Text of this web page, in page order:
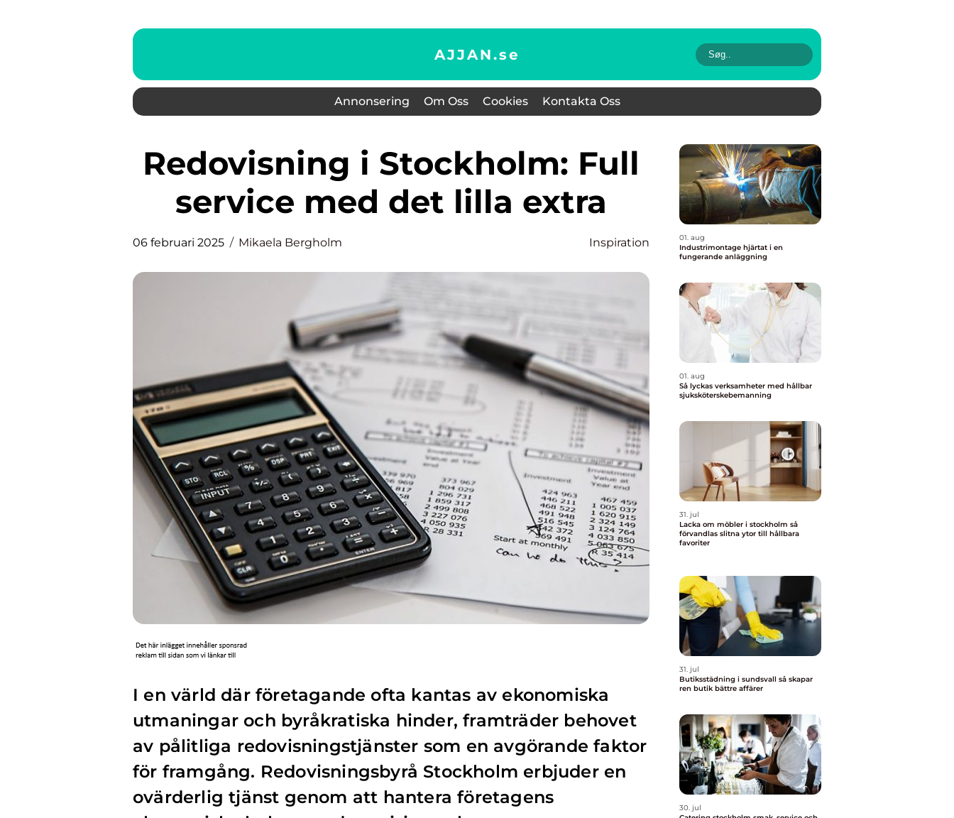
AJJAN.se
Annonsering Om Oss Cookies Kontakta Oss
Redovisning i Stockholm: Full
service med det lilla extra
06 februari 2025 Mikaela Bergholm Inspiration
I en värld där företagande ofta kantas av ekonomiska
utmaningar och byråkratiska hinder, framträder behovet
av pålitliga redovisningstjänster som en avgörande faktor
för framgång. Redovisningsbyrå Stockholm erbjuder en
ovärderlig tjänst genom att hantera företagens
01. aug
Industrimontage hjärtat i en
fungerande anläggning
01. aug
Så lyckas verksamheter med hållbar
sjuksköterskebemanning
31. jul
Lacka om möbler i stockholm så
förvandlas slitna ytor till hållbara
favoriter
31. jul
Butiksstädning i sundsvall så skapar
ren butik bättre affärer
30. jul